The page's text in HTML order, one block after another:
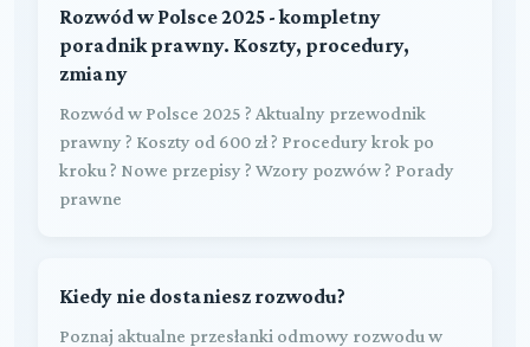
Rozwód w Polsce 2025 - kompletny
poradnik prawny. Koszty, procedury,
zmiany
Rozwód w Polsce 2025 ? Aktualny przewodnik
prawny ? Koszty od 600 zł ? Procedury krok po
kroku ? Nowe przepisy ? Wzory pozwów ? Porady
prawne
Kiedy nie dostaniesz rozwodu?
Poznaj aktualne przesłanki odmowy rozwodu w